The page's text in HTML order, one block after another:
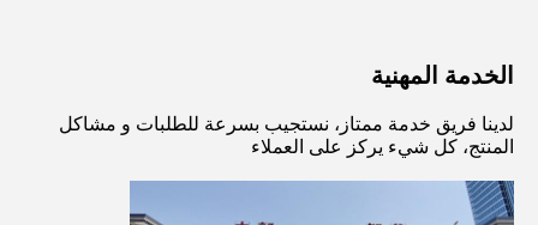
الخدمة المهنية
المنتج، كل شيء يركز على العملاء